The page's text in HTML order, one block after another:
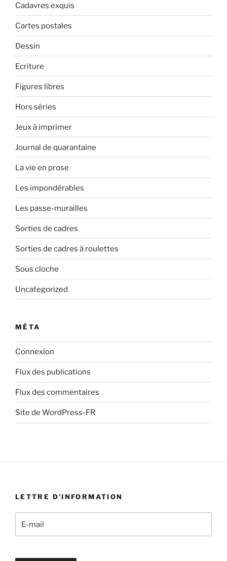
Cadavres exquis
Cartes postales
Dessin
Ecriture
Figures libres
Hors séries
Jeux à imprimer
Journal de quarantaine
La vie en prose
Les impondérables
Les passe-murailles
Sorties de cadres
Sorties de cadres à roulettes
Sous cloche
Uncategorized
MÉTA
Connexion
Flux des publications
Flux des commentaires
Site de WordPress-FR
LETTRE D’INFORMATION